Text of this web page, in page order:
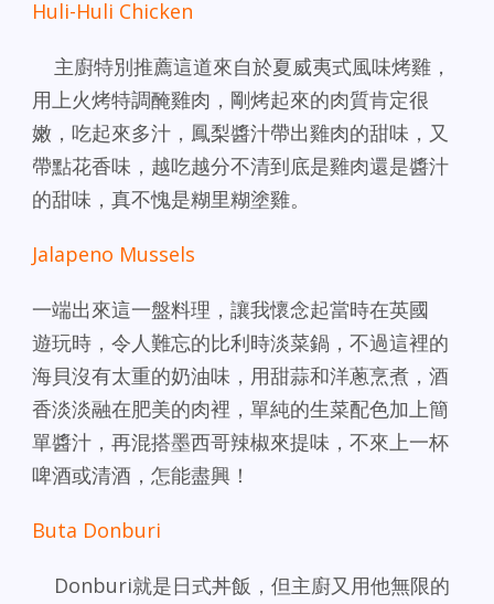
Huli-Huli Chicken
主廚特別推薦這道來自於夏威夷式風味烤雞，
用上火烤特調醃雞肉，剛烤起來的肉質肯定很
嫩，吃起來多汁，鳳梨醬汁帶出雞肉的甜味，又
帶點花香味，越吃越分不清到底是雞肉還是醬汁
的甜味，真不愧是糊里糊塗雞。
Jalapeno Mussels
一端出來這一盤料理，讓我懷念起當時在英國
遊玩時，令人難忘的比利時淡菜鍋，不過這裡的
海貝沒有太重的奶油味，用甜蒜和洋蔥烹煮，酒
香淡淡融在肥美的肉裡，單純的生菜配色加上簡
單醬汁，再混搭墨西哥辣椒來提味，不來上一杯
啤酒或清酒，怎能盡興！
Buta Donburi
Donburi就是日式丼飯，但主廚又用他無限的